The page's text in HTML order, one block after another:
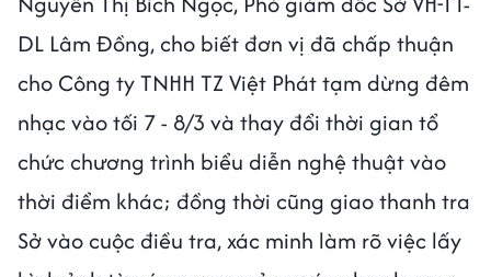
DL Lâm Đồng, cho biết đơn vị đã chấp thuận
cho Công ty TNHH TZ Việt Phát tạm dừng đêm
nhạc vào tối 7 - 8/3 và thay đổi thời gian tổ
chức chương trình biểu diễn nghệ thuật vào
thời điểm khác; đồng thời cũng giao thanh tra
Sở vào cuộc điều tra, xác minh làm rõ việc lấy